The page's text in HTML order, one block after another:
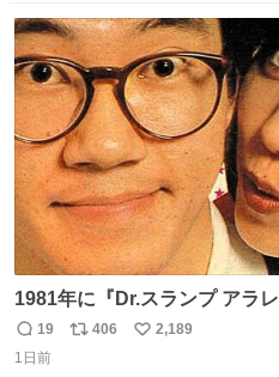
ト
数
数
1981年に『Dr.スランプ アラ
直後の鳥山明さんと、小山茉
返
信
19
リ
406
い
2,189
1日前